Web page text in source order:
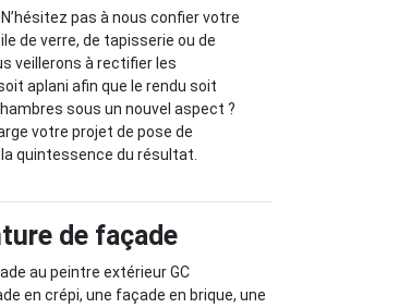
pas à nous confier votre
de verre, de tapisserie ou de
veillerons à rectifier les
aplani afin que le rendu soit
sous un nouvel aspect ?
votre projet de pose de
quintessence du résultat.
de façade
au peintre extérieur GC
en crépi, une façade en brique, une